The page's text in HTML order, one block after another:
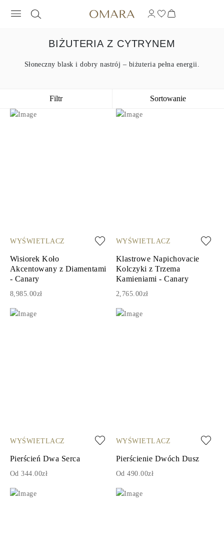
BIŻUTERIA Z CYTRYNEM
Słoneczny blask i dobry nastrój – biżuteria pełna energii.
Filtr Sortowanie
WYŚWIETLACZ
Wisiorek Koło
Akcentowany z Diamentami
- Canary
8,985.00zł
WYŚWIETLACZ
Klastrowe Napichovacie
Kolczyki z Trzema
Kamieniami - Canary
2,765.00zł
WYŚWIETLACZ
Pierścień Dwa Serca
Od 344.00zł
WYŚWIETLACZ
Pierścienie Dwóch Dusz
Od 490.00zł